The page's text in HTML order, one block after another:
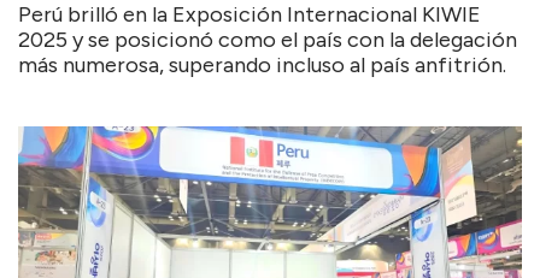
Perú brilló en la Exposición Internacional KIWIE
2025 y se posicionó como el país con la delegación
más numerosa, superando incluso al país anfitrión.